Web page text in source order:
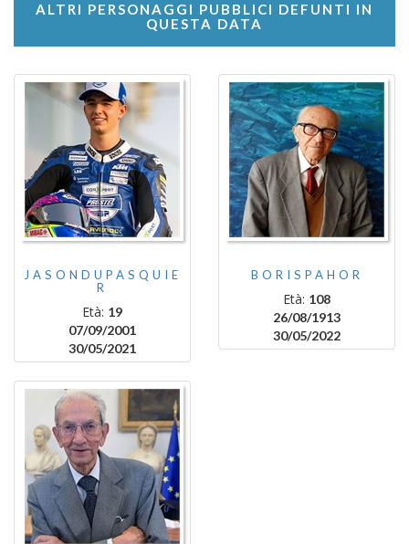
ALTRI PERSONAGGI PUBBLICI DEFUNTI IN
QUESTA DATA
JASONDUPASQUIE
R
Età: 19
07/09/2001
30/05/2021
BORISPAHOR
Età: 108
26/08/1913
30/05/2022